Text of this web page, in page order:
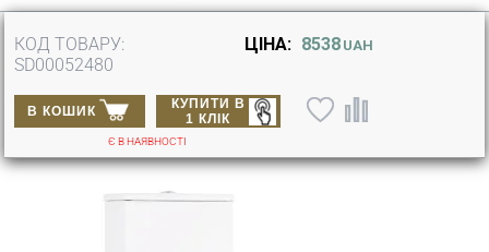
КОД ТОВАРУ:
SD00052480
ЦІНА: 8538 UAH
В КОШИК
КУПИТИ В
1 КЛІК
Є В НАЯВНОСТІ